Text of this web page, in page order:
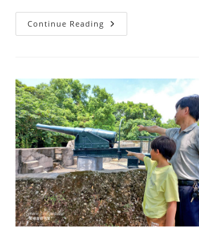
Continue Reading 淡
水
年
的
歷
史
古
蹟，
門
票、
交
通
&
參
觀
重
點
整